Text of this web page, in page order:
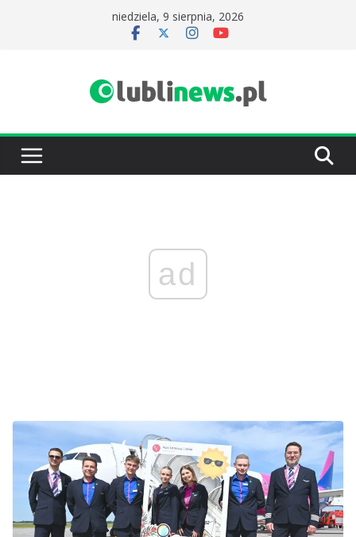
niedziela, 9 sierpnia, 2026
ad